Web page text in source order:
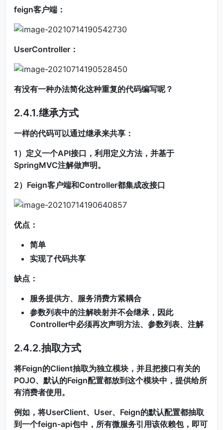
feign客户端：
UserController：
有没有一种办法简化这种重复的代码编写呢？
2.4.1.继承方式
一样的代码可以通过继承来共享：
1）定义一个API接口，利用定义方法，并基于
SpringMVC注解做声明。
2）Feign客户端和Controller都集成改接口
优点：
简单
实现了代码共享
缺点：
服务提供方、服务消费方紧耦合
参数列表中的注解映射并不会继承，因此
Controller中必须再次声明方法、参数列表、注解
2.4.2.抽取方式
将Feign的Client抽取为独立模块，并且把接口有关的
POJO、默认的Feign配置都放到这个模块中，提供给所
有消费者使用。
例如，将UserClient、User、Feign的默认配置都抽取
到一个feign-api包中，所有微服务引用该依赖包，即可